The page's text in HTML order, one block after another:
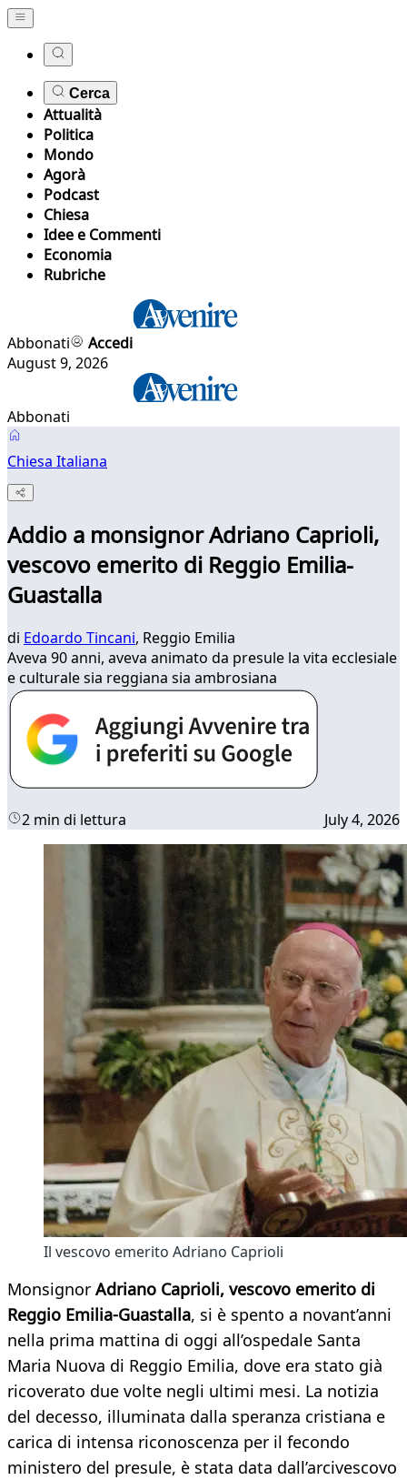
Cerca
Attualità
Politica
Mondo
Agorà
Podcast
Chiesa
Idee e Commenti
Economia
Rubriche
Abbonati
Accedi
August 9, 2026
Abbonati
Chiesa Italiana
Addio a monsignor Adriano Caprioli,
vescovo emerito di Reggio Emilia-
Guastalla
di Edoardo Tincani, Reggio Emilia
Aveva 90 anni, aveva animato da presule la vita ecclesiale
e culturale sia reggiana sia ambrosiana
2 min di lettura July 4, 2026
Il vescovo emerito Adriano Caprioli
Monsignor Adriano Caprioli, vescovo emerito di
Reggio Emilia-Guastalla, si è spento a novant’anni
nella prima mattina di oggi all’ospedale Santa
Maria Nuova di Reggio Emilia, dove era stato già
ricoverato due volte negli ultimi mesi. La notizia
del decesso, illuminata dalla speranza cristiana e
carica di intensa riconoscenza per il fecondo
ministero del presule, è stata data dall’arcivescovo